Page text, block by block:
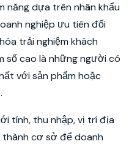
năng dựa trên nhân khẩu
nghiệp ưu tiên đối
trải nghiệm khách
số cao là những người có
với sản phẩm hoặc
tính, thu nhập, vị trí địa
cơ sở để doanh